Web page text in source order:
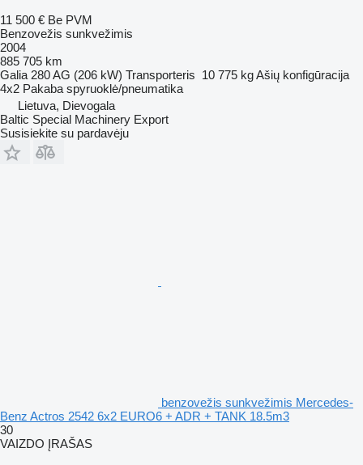
11 500 € Be PVM
Benzovežis sunkvežimis
2004
885 705 km
Galia 280 AG (206 kW) Transporteris 10 775 kgAšių konfigūracija
4x2 Pakaba spyruoklė/pneumatika
Lietuva, Dievogala
Baltic Special Machinery Export
Susisiekite su pardavėju
benzovežis sunkvežimis Mercedes-
Benz Actros 2542 6x2 EURO6 + ADR + TANK 18.5m3
30
VAIZDO ĮRAŠAS